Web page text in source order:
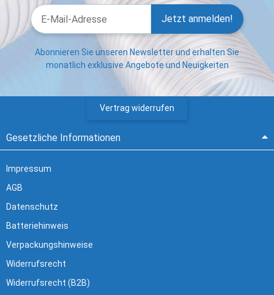
Jetzt anmelden!
Abonnieren Sie unseren Newsletter und erhalten Sie
monatlich exklusive Angebote und Neuigkeiten
Vertrag widerrufen
Gesetzliche Informationen
Impressum
AGB
Datenschutz
Batteriehinweis
Verpackungshinweise
Widerrufsrecht
Widerrufsrecht (B2B)